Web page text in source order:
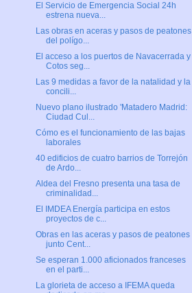
El Servicio de Emergencia Social 24h
estrena nueva...
Las obras en aceras y pasos de peatones
del polígo...
El acceso a los puertos de Navacerrada y
Cotos seg...
Las 9 medidas a favor de la natalidad y la
concili...
Nuevo plano ilustrado 'Matadero Madrid:
Ciudad Cul...
Cómo es el funcionamiento de las bajas
laborales
40 edificios de cuatro barrios de Torrejón
de Ardo...
Aldea del Fresno presenta una tasa de
criminalidad...
El IMDEA Energía participa en estos
proyectos de c...
Obras en las aceras y pasos de peatones
junto Cent...
Se esperan 1.000 aficionados franceses
en el parti...
La glorieta de acceso a IFEMA queda